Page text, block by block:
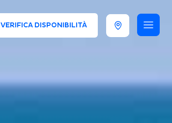
VERIFICA DISPONIBILITÀ